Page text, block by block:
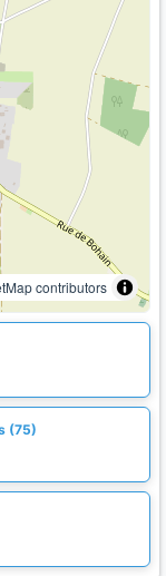
contributors
(75)